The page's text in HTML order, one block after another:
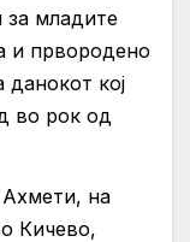
за младите
и првородено
кој
во рок од
на
Кичево,